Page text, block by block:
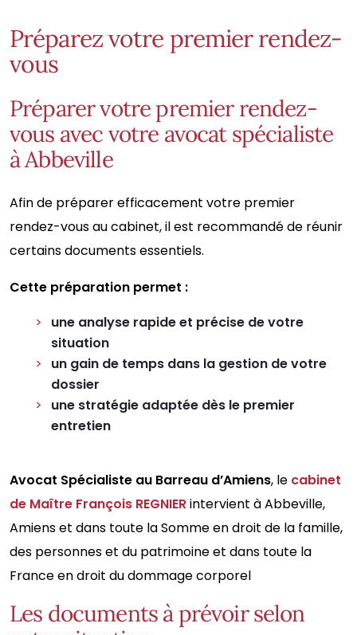
Préparez votre premier rendez-
vous
Préparer votre premier rendez-
vous avec votre avocat spécialiste
à Abbeville
Afin de préparer efficacement votre premier
rendez-vous au cabinet, il est recommandé de réunir
certains documents essentiels.
Cette préparation permet :
une analyse rapide et précise de votre
situation
un gain de temps dans la gestion de votre
dossier
une stratégie adaptée dès le premier
entretien
Avocat Spécialiste au Barreau d’Amiens, le cabinet
de Maître François REGNIERintervient à Abbeville,
Amiens et dans toute la Somme en droit de la famille,
des personnes et du patrimoine et dans toute la
France en droit du dommage corporel
Les documents à prévoir selon